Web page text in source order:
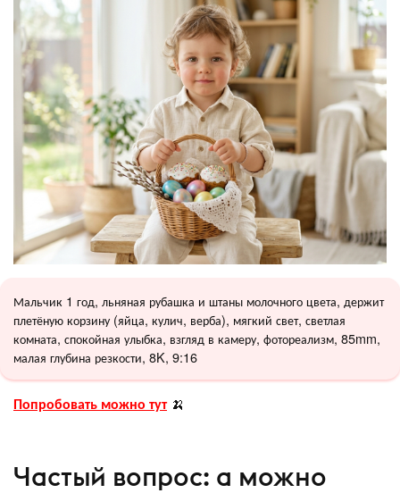
Мальчик 1 год, льняная рубашка и штаны молочного цвета, держит
плетёную корзину (яйца, кулич, верба), мягкий свет, светлая
комната, спокойная улыбка, взгляд в камеру, фотореализм, 85mm,
малая глубина резкости, 8K, 9:16
Попробовать можно тут🍌
Частый вопрос: а можно